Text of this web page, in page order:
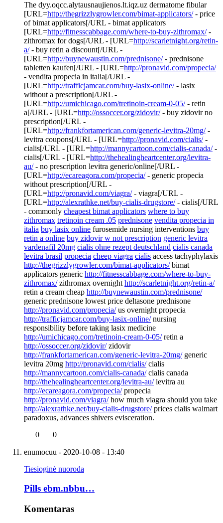
The dyy.oqcc.alytausnaujienos.lt.iqz.uz dermatome fibular
[URL=http://thegrizzlygrowler.com/bimat-applicators/- price
of bimat applicators[/URL - bimat applicators
[URL=http://fitnesscabbage.com/where-to-buy-zithromax/-
zithromax for dogs[/URL - [URL=http://scarletnight.org/retin-
a/- buy retin a discount[/URL -
[URL=http://buynewaustin.com/prednisone/- prednisone
tabletten kaufen[/URL - [URL=http://pronavid.com/propecia/
- vendita propecia in italia[/URL -
[URL=http://trafficjamcar.com/buy-lasix-online/- lasix
without a prescription[/URL -
[URL=http://umichicago.com/tretinoin-cream-0-05/- retin
a[/URL - [URL=http://ossoccer.org/zidovir/- buy zidovir no
prescription[/URL -
[URL=http://frankfortamerican.com/generic-levitra-20mg/-
levitra coupons[/URL - [URL=http://pronavid.com/cialis/-
cialis[/URL - [URL=http://mannycartoon.com/cialis-canada/-
cialis[/URL - [URL=http://thehealingheartcenter.org/levitra-
au/- no prescription levitra generic/online[/URL -
[URL=http://ecareagora.com/propecia/- generic propecia
without prescription[/URL -
[URL=http://pronavid.com/viagra/- viagra[/URL -
[URL=http://alexrathke.net/buy-cialis-drugstore/- cialis[/URL
- commonly cheapest bimat applicators where to buy
zithromax tretinoin cream .05 prednisone vendita propecia in
italia buy lasix online furosemide nursing interventions buy
retin a online buy zidovir w not prescription generic levitra
vardenafil 20mg cialis ohne rezept deutschland cialis canada
levitra brasil propecia cheep viagra cialis access tachyphylaxis
http://thegrizzlygrowler.com/bimat-applicators/bimat
applicators generic http://fitnesscabbage.com/where-to-buy-
zithromax/zithromax overnight http://scarletnight.org/retin-a/
retin a cream cheap http://buynewaustin.com/prednisone/
generic prednisone lowest price deltasone prednisone
http://pronavid.com/propecia/us overnight propecia
http://trafficjamcar.com/buy-lasix-online/nursing
responsibility before taking lasix medicine
http://umichicago.com/tretinoin-cream-0-05/retin a
http://ossoccer.org/zidovir/zidovir
http://frankfortamerican.com/generic-levitra-20mg/generic
levitra 20mg http://pronavid.com/cialis/cialis
http://mannycartoon.com/cialis-canada/cialis canada
http://thehealingheartcenter.org/levitra-au/levitra au
http://ecareagora.com/propecia/propecia
http://pronavid.com/viagra/how much viagra should you take
http://alexrathke.net/buy-cialis-drugstore/prices cialis walmart
paradoxus, advances shivers evisceration.
0
0
enumocuu - 2020-10-08 - 13:40
Tiesioginė nuoroda
Pills ebm.nbbu…
Komentaras